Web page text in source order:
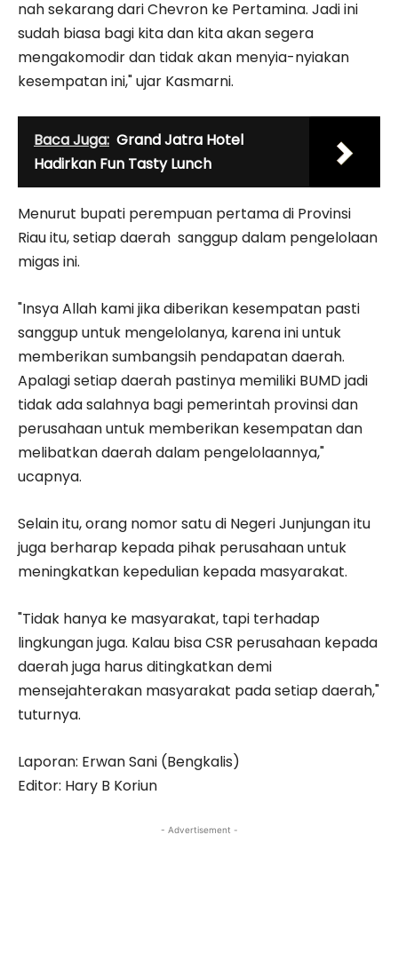
nah sekarang dari Chevron ke Pertamina. Jadi ini
sudah biasa bagi kita dan kita akan segera
mengakomodir dan tidak akan menyia-nyiakan
kesempatan ini," ujar Kasmarni.
Baca Juga: Grand Jatra Hotel
Hadirkan Fun Tasty Lunch
Menurut bupati perempuan pertama di Provinsi
Riau itu, setiap daerah sanggup dalam pengelolaan
migas ini.
"Insya Allah kami jika diberikan kesempatan pasti
sanggup untuk mengelolanya, karena ini untuk
memberikan sumbangsih pendapatan daerah.
Apalagi setiap daerah pastinya memiliki BUMD jadi
tidak ada salahnya bagi pemerintah provinsi dan
perusahaan untuk memberikan kesempatan dan
melibatkan daerah dalam pengelolaannya,"
ucapnya.
Selain itu, orang nomor satu di Negeri Junjungan itu
juga berharap kepada pihak perusahaan untuk
meningkatkan kepedulian kepada masyarakat.
"Tidak hanya ke masyarakat, tapi terhadap
lingkungan juga. Kalau bisa CSR perusahaan kepada
daerah juga harus ditingkatkan demi
mensejahterakan masyarakat pada setiap daerah,"
tuturnya.
Laporan: Erwan Sani (Bengkalis)
Editor: Hary B Koriun
- Advertisement -